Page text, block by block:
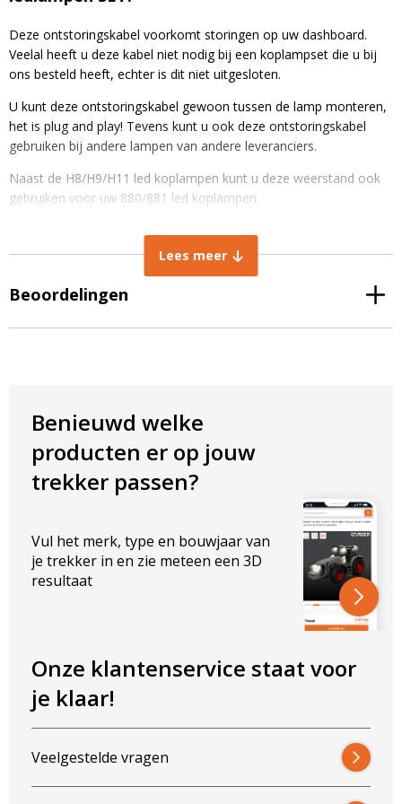
Deze ontstoringskabel voorkomt storingen op uw dashboard.
Veelal heeft u deze kabel niet nodig bij een koplampset die u bij
ons besteld heeft, echter is dit niet uitgesloten.
U kunt deze ontstoringskabel gewoon tussen de lamp monteren,
het is plug and play! Tevens kunt u ook deze ontstoringskabel
gebruiken bij andere lampen van andere leveranciers.
Naast de H8/H9/H11 led koplampen kunt u deze weerstand ook
gebruiken voor uw 880/881 led koplampen.
Alleen te gebruiken op 12 volt
Lees meer
Beoordelingen
Benieuwd welke
producten er op jouw
trekker passen?
Vul het merk, type en bouwjaar van
je trekker in en zie meteen een 3D
resultaat
Onze klantenservice staat voor
je klaar!
Veelgestelde vragen